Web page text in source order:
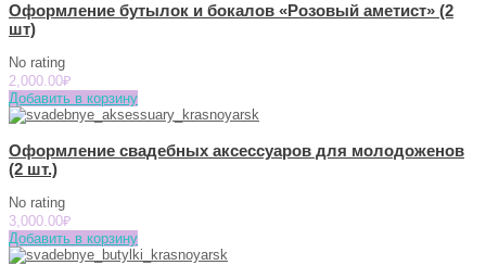
Оформление бутылок и бокалов «Розовый аметист» (2
шт)
No rating
2,000.00₽
Добавить в корзину
Оформление свадебных аксессуаров для молодоженов
(2 шт.)
No rating
3,000.00₽
Добавить в корзину